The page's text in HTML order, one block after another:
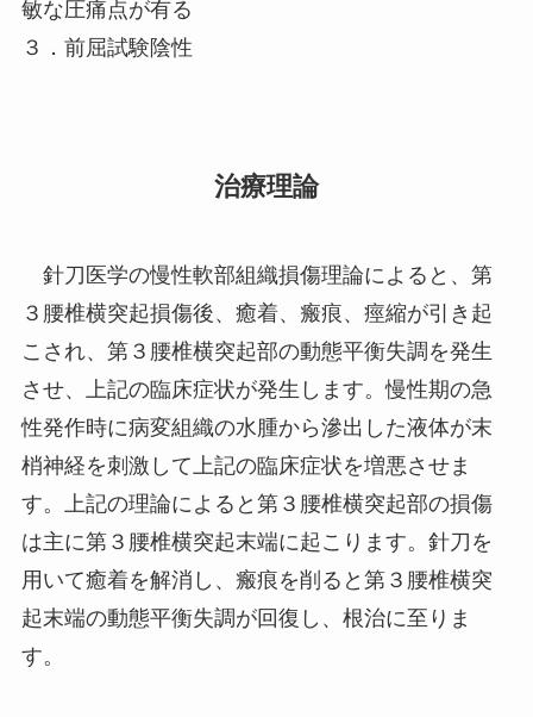
敏な圧痛点が有る
３．前屈試験陰性
治療理論
針刀医学の慢性軟部組織損傷理論によると、第
３腰椎横突起損傷後、癒着、瘢痕、痙縮が引き起
こされ、第３腰椎横突起部の動態平衡失調を発生
させ、上記の臨床症状が発生します。慢性期の急
性発作時に病変組織の水腫から滲出した液体が末
梢神経を刺激して上記の臨床症状を増悪させま
す。上記の理論によると第３腰椎横突起部の損傷
は主に第３腰椎横突起末端に起こります。針刀を
用いて癒着を解消し、瘢痕を削ると第３腰椎横突
起末端の動態平衡失調が回復し、根治に至りま
す。